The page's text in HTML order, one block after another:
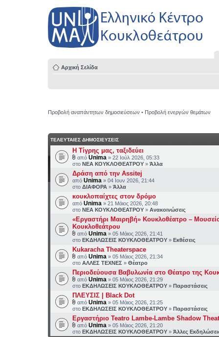
Αρχική Σελίδα
Προβολή αναπάντητων δημοσιεύσεων • Προβολή ενεργών θεμάτων
ΤΕΛΕΥΤΑΙΕΣ ΔΗΜΟΣΙΕΥΣΕΙΣ
H Τίγρης μας, ταξιδεύει
από Unima » 22 Ιούλ 2026, 05:33
στο ΝΕΑ ΚΟΥΚΛΟΘΕΑΤΡΟΥ » Άλλα
Δράση από την Assitej
από Unima » 04 Ιουν 2026, 21:44
στο ΔΙΑΦΟΡΑ » Άλλα
κουκλοπαίχτες στον δρόμο
από Unima » 21 Μάιος 2026, 20:48
στο ΝΕΑ ΚΟΥΚΛΟΘΕΑΤΡΟΥ » Ανακοινώσεις
«Εργαστήρι Μαιρηβή» Κουκλοθέατρο –
Κουκλοθεάτρου
από Unima » 05 Μάιος 2026, 21:41
στο ΕΚΔΗΛΩΣΕΙΣ ΚΟΥΚΛΟΘΕΑΤΡΟΥ » Εκθέσεις
Kukaracha Theaterspace
από Unima » 05 Μάιος 2026, 21:34
στο ΑΛΛΕΣ ΤΕΧΝΕΣ » Θέατρο
Περιοδεύουσα Βαβυλωνία στο Θέατρο της
από Unima » 05 Μάιος 2026, 21:29
στο ΕΚΔΗΛΩΣΕΙΣ ΚΟΥΚΛΟΘΕΑΤΡΟΥ » Παραστάσεις
ΠΛΕΥΣΙΣ | Black Dot
από Unima » 05 Μάιος 2026, 21:25
στο ΕΚΔΗΛΩΣΕΙΣ ΚΟΥΚΛΟΘΕΑΤΡΟΥ » Παραστάσεις
Εργαστήριο Teatro Lambe-Lambe Shadow
από Unima » 05 Μάιος 2026, 21:20
στο ΕΚΔΗΛΩΣΕΙΣ ΚΟΥΚΛΟΘΕΑΤΡΟΥ » Άλλες